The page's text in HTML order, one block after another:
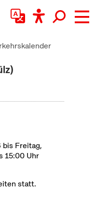
bis Freitag,
15:00 Uhr
statt.